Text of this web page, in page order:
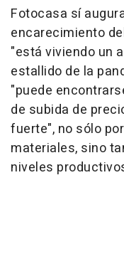
Fotocasa sí
encarecimiento
"está viviendo un
estallido de la
"puede
de subida de
fuerte", no sólo
materiales, sino
niveles